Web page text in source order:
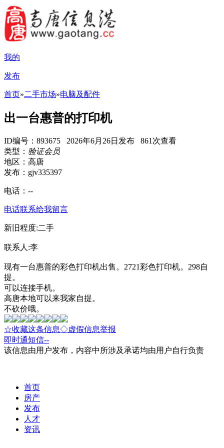
我的
发布
首页»二手市场»电脑及配件
出一台惠普的打印机
ID编号：893675 2026年6月26日发布 861次查看
类型： 验证会员
地区：高唐
发布：gjv335397
电话： --
电话联系给我留言
新旧程度:二手
联系人:李
现有一台惠普的彩色打印机出售。2721彩色打印机。298自
提。
可以连接手机。
高唐本地可以来我家自提。
不砍价哦。
☆收藏这条信息◇虚假信息举报
即时通短信--
该信息由用户发布，内容中所涉及承诺均由用户自行负责
首页
房产
发布
人才
资讯